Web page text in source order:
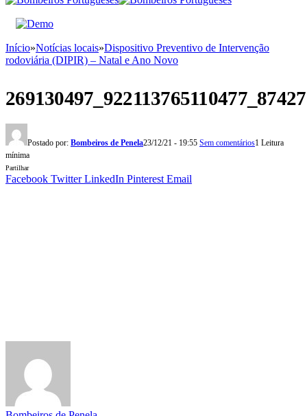
Início»Notícias locais»Dispositivo Preventivo de Intervenção
rodoviária (DIPIR) – Natal e Ano Novo
Postado por: Bombeiros de Penela23/12/21 - 19:55 Sem comentários1 Leitura
mínima
Partilhar
Facebook Twitter LinkedIn Pinterest Email